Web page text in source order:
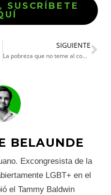
SUSCRÍBETE
SIGUIENTE
La pobreza que no teme al comunismo
BELAUNDE
Excongresista de la
LGBT+ en el
el Tammy Baldwin